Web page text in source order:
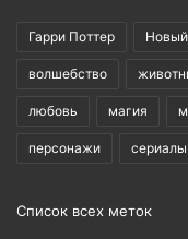
Гарри Поттер
волшебство
любовь магия
персонажи сериалы
Список всех меток